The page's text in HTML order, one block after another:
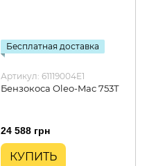
Бесплатная доставка
Артикул: 61119004E1
Бензокоса Oleo-Mac 753Т
24 588 грн
КУПИТЬ